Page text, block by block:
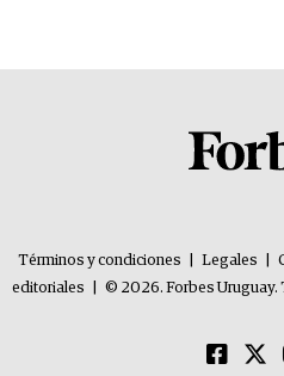
Términos y condiciones Legales
editoriales
© 2026. Forbes Uruguay.